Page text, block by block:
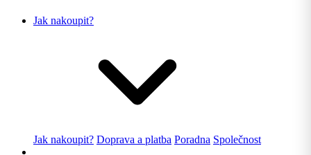
Jak nakoupit?
Jak nakoupit? Doprava a platba Poradna Společnost